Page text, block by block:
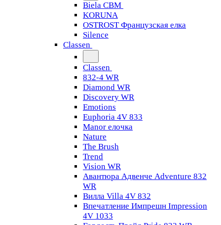
Biela CBM
KORUNA
OSTROST Французская елка
Silence
Classen
Classen
832-4 WR
Diamond WR
Discovery WR
Emotions
Euphoria 4V 833
Manor елочка
Nature
The Brush
Trend
Vision WR
Авантюра Адвенче Adventure 832
WR
Вилла Villa 4V 832
Впечатление Импрешн Impression
4V 1033